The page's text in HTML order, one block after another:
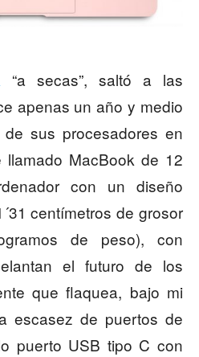
“a secas”, saltó a las
apenas un año y medio
sus procesadores en
MacBook de 12
con un diseño
centímetros de grosor
de peso), con
el futuro de los
que flaquea, bajo mi
escasez de puertos de
puerto USB tipo C con